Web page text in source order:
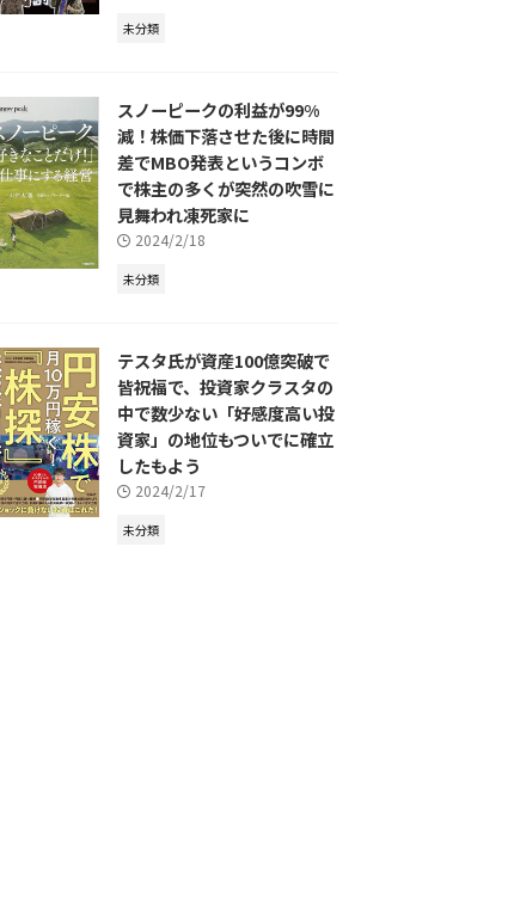
未分類
スノーピークの利益が99%
減！株価下落させた後に時間
差でMBO発表というコンボ
で株主の多くが突然の吹雪に
見舞われ凍死家に
2024/2/18
未分類
テスタ氏が資産100億突破で
皆祝福で、投資家クラスタの
中で数少ない「好感度高い投
資家」の地位もついでに確立
したもよう
2024/2/17
未分類